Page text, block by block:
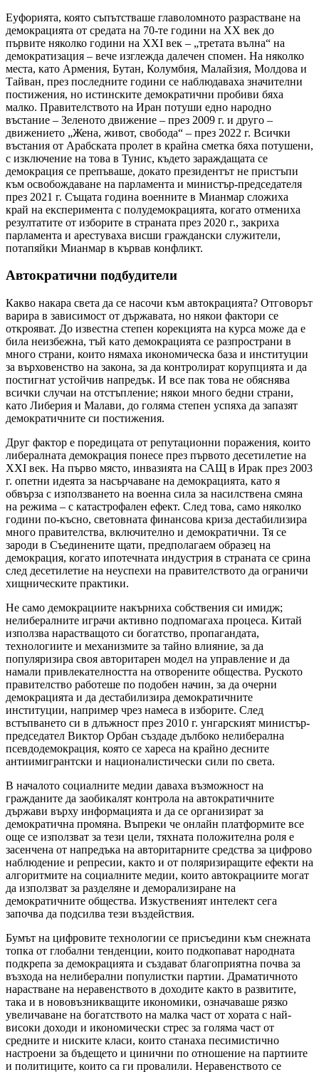
Еуфорията, която съпътстваше главоломното разрастване на
демокрацията от средата на 70-те години на ХХ век до
първите няколко години на ХХІ век – „третата вълна“ на
демократизация – вече изглежда далечен спомен. На няколко
места, като Армения, Бутан, Колумбия, Малайзия, Молдова и
Тайван, през последните години се наблюдаваха значителни
постижения, но истинските демократични пробиви бяха
малко. Правителството на Иран потуши едно народно
въстание – Зеленото движение – през 2009 г. и друго –
движението „Жена, живот, свобода“ – през 2022 г. Всички
въстания от Арабската пролет в крайна сметка бяха потушени,
с изключение на това в Тунис, където зараждащата се
демокрация се препъваше, докато президентът не пристъпи
към освобождаване на парламента и министър-председателя
през 2021 г. Същата година военните в Мианмар сложиха
край на експеримента с полудемокрацията, когато отмениха
резултатите от изборите в страната през 2020 г., закриха
парламента и арестуваха висши граждански служители,
потапяйки Мианмар в кървав конфликт.
Автократични подбудители
Какво накара света да се насочи към автокрацията? Отговорът
варира в зависимост от държавата, но някои фактори се
открояват. До известна степен корекцията на курса може да е
била неизбежна, тъй като демокрацията се разпространи в
много страни, които нямаха икономическа база и институции
за върховенство на закона, за да контролират корупцията и да
постигнат устойчив напредък. И все пак това не обяснява
всички случаи на отстъпление; някои много бедни страни,
като Либерия и Малави, до голяма степен успяха да запазят
демократичните си постижения.
Друг фактор е поредицата от репутационни поражения, които
либералната демокрация понесе през първото десетилетие на
ХХІ век. На първо място, инвазията на САЩ в Ирак през 2003
г. опетни идеята за насърчаване на демокрацията, като я
обвърза с използването на военна сила за насилствена смяна
на режима – с катастрофален ефект. След това, само няколко
години по-късно, световната финансова криза дестабилизира
много правителства, включително и демократични. Тя се
зароди в Съединените щати, предполагаем образец на
демокрация, когато ипотечната индустрия в страната се срина
след десетилетие на неуспехи на правителството да ограничи
хищническите практики.
Не само демокрациите накърниха собствения си имидж;
нелибералните играчи активно подпомагаха процеса. Китай
използва нарастващото си богатство, пропагандата,
технологиите и механизмите за тайно влияние, за да
популяризира своя авторитарен модел на управление и да
намали привлекателността на отворените общества. Руското
правителство работеше по подобен начин, за да очерни
демокрацията и да дестабилизира демократичните
институции, например чрез намеса в изборите. След
встъпването си в длъжност през 2010 г. унгарският министър-
председател Виктор Орбан създаде дълбоко нелиберална
псевдодемокрация, която се хареса на крайно десните
антиимигрантски и националистически сили по света.
В началото социалните медии даваха възможност на
гражданите да заобикалят контрола на автократичните
държави върху информацията и да се организират за
демократична промяна. Въпреки че онлайн платформите все
още се използват за тези цели, тяхната положителна роля е
засенчена от напредъка на авторитарните средства за цифрово
наблюдение и репресии, както и от поляризиращите ефекти на
алгоритмите на социалните медии, които автокрациите могат
да използват за разделяне и деморализиране на
демократичните общества. Изкуственият интелект сега
започва да подсилва тези въздействия.
Бумът на цифровите технологии се присъедини към снежната
топка от глобални тенденции, които подкопават народната
подкрепа за демокрацията и създават благоприятна почва за
възхода на нелиберални популистки партии. Драматичното
нарастване на неравенството в доходите както в развитите,
така и в нововъзникващите икономики, означаваше рязко
увеличаване на богатството на малка част от хората с най-
високи доходи и икономически стрес за голяма част от
средните и ниските класи, които станаха песимистично
настроени за бъдещето и цинични по отношение на партиите
и политиците, които са ги провалили. Неравенството се